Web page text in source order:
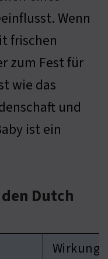
Wenn
frischen
zum Fest für
wie das
und
ist ein
Dutch
Wirkung